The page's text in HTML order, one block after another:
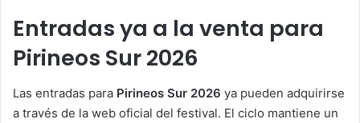
Entradas ya a la venta para
Pirineos Sur 2026
Las entradas para Pirineos Sur 2026 ya pueden adquirirse
a través de la web oficial del festival. El ciclo mantiene un